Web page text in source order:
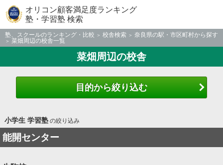
オリコン顧客満足度ランキング
塾・学習塾 検索
塾、スクールのランキング・比較 校舎検索
奈良県の駅・市区町村から探す
菜畑周辺の校舎一覧
菜畑周辺の校舎
目的から絞り込む
小学生 学習塾の絞り込み
能開センター